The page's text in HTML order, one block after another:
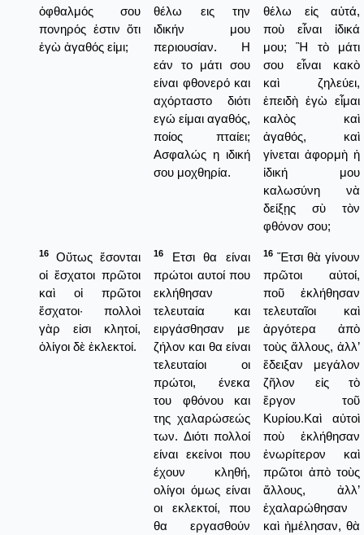
ὀφθαλμός σου
πονηρός ἐστιν ὅτι
ἐγὼ ἀγαθός εἰμι;
θέλω εις την
ιδικήν μου
περιουσίαν. Η
εάν το μάτι σου
είναι φθονερό και
αχόρταστο διότι
εγώ είμαι αγαθός,
ποίος πταίει;
Ασφαλώς η ιδική
σου μοχθηρία.
θέλω εἰς αὐτά,
ποὺ εἶναι ἰδικά
μου; Ἢ τὸ μάτι
σου εἶναι κακὸ
καὶ ζηλεύει,
ἐπειδὴ ἐγὼ εἶμαι
καλὸς καὶ
ἀγαθός, καὶ
γίνεται ἀφορμὴ ἡ
ἰδική μου
καλωσύνη νὰ
δείξῃς σὺ τὸν
φθόνον σου;
16
Οὕτως ἔσονται
οἱ ἔσχατοι πρῶτοι
καὶ οἱ πρῶτοι
ἔσχατοι· πολλοὶ
γὰρ εἰσι κλητοί,
ὀλίγοι δὲ ἐκλεκτοί.
16
Ετσι θα είναι
πρώτοι αυτοί που
εκλήθησαν
τελευταία και
ειργάσθησαν με
ζήλον και θα είναι
τελευταίοι οι
πρώτοι, ένεκα
του φθόνου και
της χαλαρώσεώς
των. Διότι πολλοί
είναι εκείνοι που
έχουν κληθή,
ολίγοι όμως είναι
οι εκλεκτοί, που
θα εργασθούν
16 Ἔτσι θὰ γίνουν
πρῶτοι αὐτοί,
ποῦ ἐκλήθησαν
τελευταῖοι καὶ
ἀργότερα ἀπὸ
τοὺς ἄλλους, ἀλλ’
ἔδειξαν μεγάλον
ζῆλον εἰς τὸ
ἔργον τοῦ
Κυρίου.Καὶ αὐτοὶ
ποὺ ἐκλήθησαν
ἐνωρίτερον καὶ
πρῶτοι ἀπὸ τοὺς
ἄλλους, ἀλλ’
ἐχαλαρώθησαν
καὶ ἠμέλησαν, θὰ